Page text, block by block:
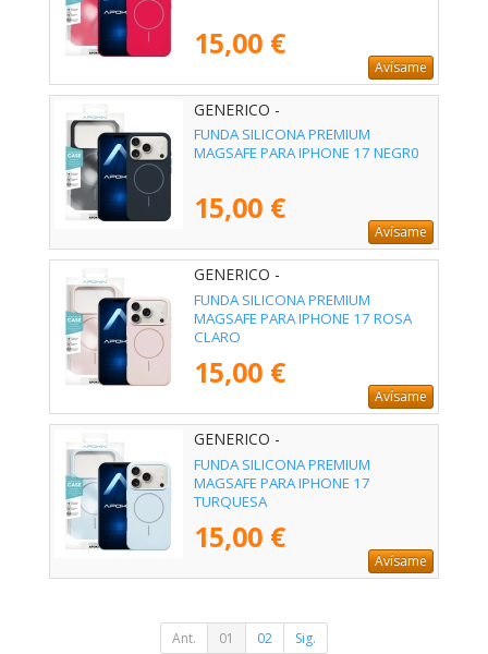
15,00 €
Avísame
GENERICO -
FUNDA SILICONA PREMIUM
MAGSAFE PARA IPHONE 17 NEGR0
15,00 €
Avísame
GENERICO -
FUNDA SILICONA PREMIUM
MAGSAFE PARA IPHONE 17 ROSA
CLARO
15,00 €
Avísame
GENERICO -
FUNDA SILICONA PREMIUM
MAGSAFE PARA IPHONE 17
TURQUESA
15,00 €
Avísame
Ant. 01 02 Sig.